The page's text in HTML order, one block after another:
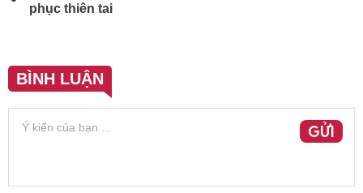
phục thiên tai
BÌNH LUẬN
GỬI